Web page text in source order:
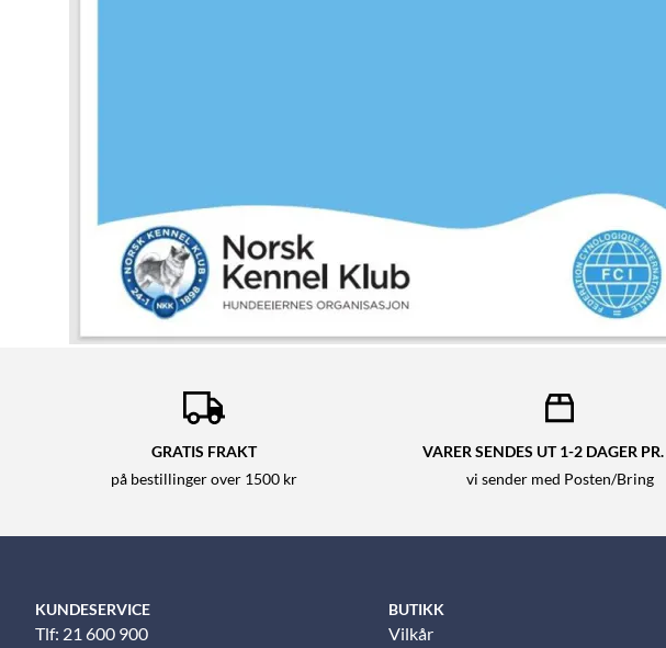
GRATIS FRAKT
på bestillinger over 1500 kr
VARER SENDES UT 1-2 DAGER
vi sender med Posten/Bring
KUNDESERVICE
Tlf: 21 600 900
BUTIKK
Vilkår